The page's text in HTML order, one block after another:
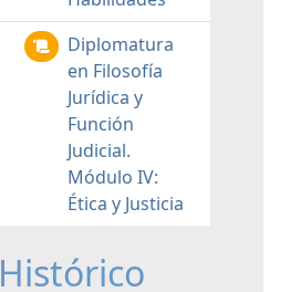
Diplomatura
en Filosofía
Jurídica y
Función
Judicial.
Módulo IV:
Ética y Justicia
Histórico